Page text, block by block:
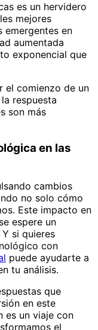
es un hervidero
mejores
emergentes en
aumentada
exponencial que
el comienzo de un
respuesta
son más
en las
cambios
no solo cómo
Este impacto en
espere un
si quieres
con
puede ayudarte a
tu análisis.
que
en este
es un viaje con
el